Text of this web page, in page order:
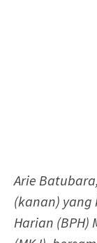
Arie
(kanan) yang
Harian (BPH)